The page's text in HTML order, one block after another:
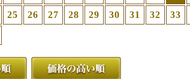
25 26 27 28 29 30 31 32 33